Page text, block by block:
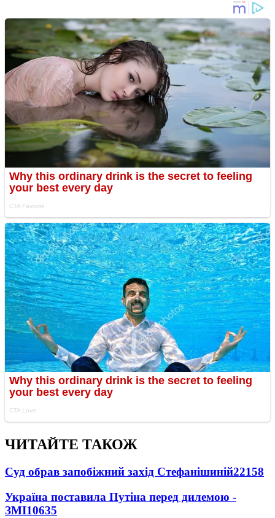
ЧИТАЙТЕ ТАКОЖ
Суд обрав запобіжний захід Стефанішиній22158
Україна поставила Путіна перед дилемою -
ЗМІ10635